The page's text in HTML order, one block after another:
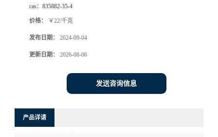
cas： 835882-35-4
价格： ￥22/千克
发布日期： 2024-09-04
更新日期： 2026-08-06
发送咨询信息
产品详请